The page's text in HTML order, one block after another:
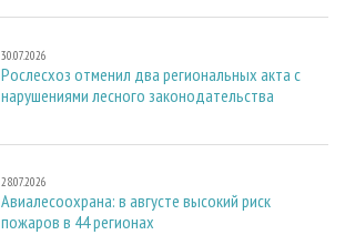
30.07.2026
Рослесхоз отменил два региональных акта с
нарушениями лесного законодательства
28.07.2026
Авиалесоохрана: в августе высокий риск
пожаров в 44 регионах